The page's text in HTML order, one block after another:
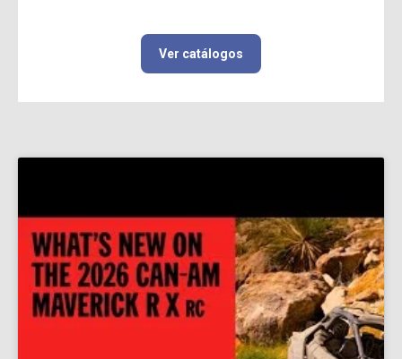
Ver catálogos